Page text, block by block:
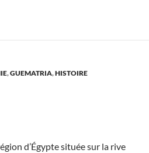
,GUEMATRIA,HISTOIRE
d’Égypte située sur la rive